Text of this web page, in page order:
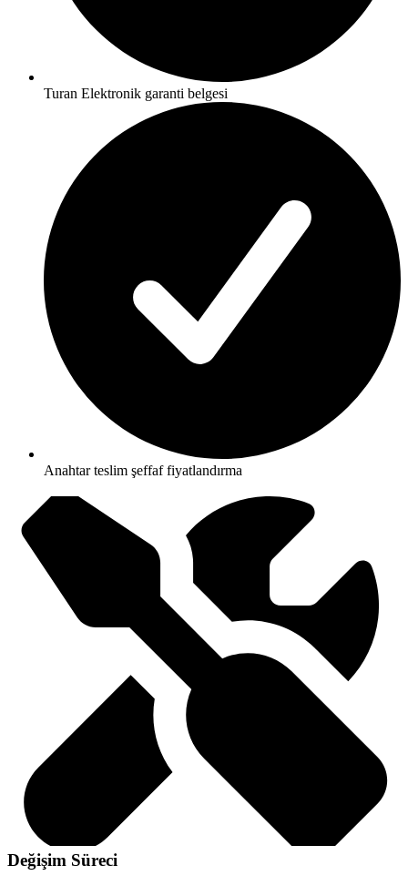
Turan Elektronik garanti belgesi
Anahtar teslim şeffaf fiyatlandırma
Değişim Süreci